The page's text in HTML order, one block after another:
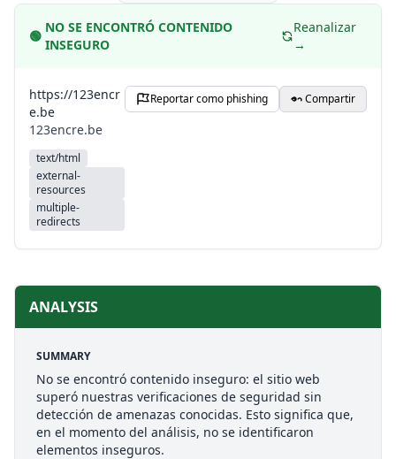
🟢
NO SE ENCONTRÓ CONTENIDO
INSEGURO
Reanalizar
→
https://123encr
e.be
123encre.be
text/html
external-
resources
multiple-
redirects
Reportar como phishing Compartir
ANALYSIS
SUMMARY
No se encontró contenido inseguro: el sitio web
superó nuestras verificaciones de seguridad sin
detección de amenazas conocidas. Esto significa que,
en el momento del análisis, no se identificaron
elementos inseguros.